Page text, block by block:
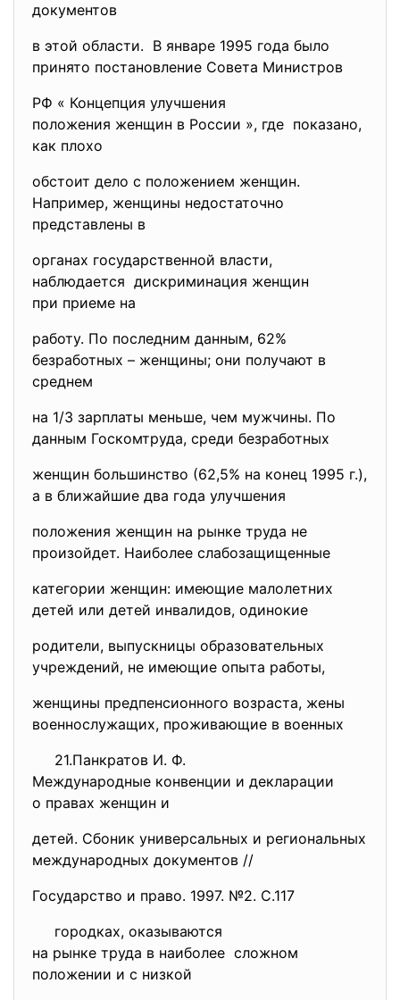
документов
в этой области. В январе 1995 года было
принято постановление Совета Министров
РФ « Концепция улучшения
положения женщин в России », где показано,
как плохо
обстоит дело с положением женщин.
Например, женщины недостаточно
представлены в
органах государственной власти,
наблюдается дискриминация женщин
при приеме на
работу. По последним данным, 62%
безработных – женщины; они получают в
среднем
на 1/3 зарплаты меньше, чем мужчины. По
данным Госкомтруда, среди безработных
женщин большинство (62,5% на конец 1995 г.),
а в ближайшие два года улучшения
положения женщин на рынке труда не
произойдет. Наиболее слабозащищенные
категории женщин: имеющие малолетних
детей или детей инвалидов, одинокие
родители, выпускницы образовательных
учреждений, не имеющие опыта работы,
женщины предпенсионного возраста, жены
военнослужащих, проживающие в военных
21.Панкратов И. Ф.
Международные конвенции и декларации
о правах женщин и
детей. Сбоник универсальных и региональных
международных документов //
Государство и право. 1997. №2. С.117
городках, оказываются
на рынке труда в наиболее сложном
положении и с низкой